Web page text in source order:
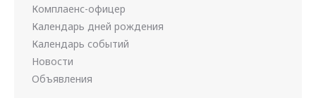
Комплаенс-офицер
Календарь дней рождения
Календарь событий
Новости
Объявления